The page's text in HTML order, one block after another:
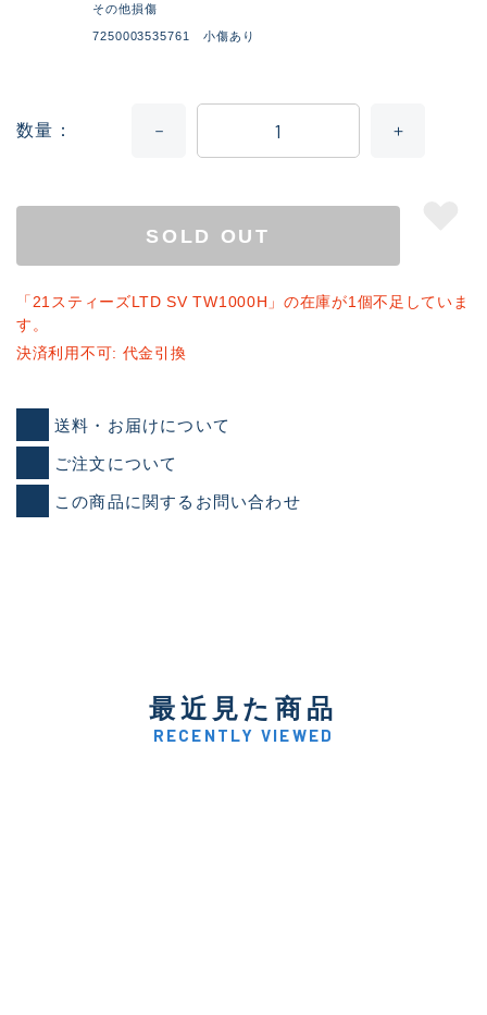
その他損傷
7250003535761 小傷あり
数量
SOLD OUT
「21スティーズLTD SV TW1000H」の在庫が1個不足していま
す。
決済利用不可: 代金引換
送料・お届けについて
ご注文について
この商品に関するお問い合わせ
最近見た商品
RECENTLY VIEWED